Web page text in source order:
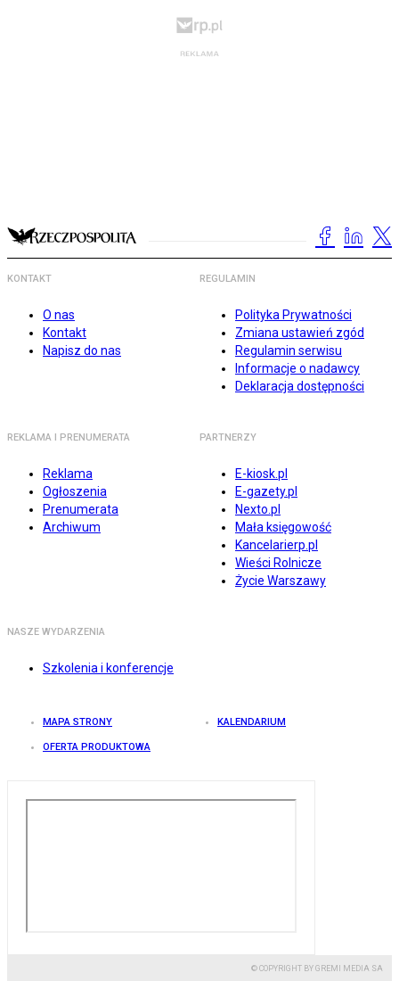
KONTAKT
O nas
Kontakt
Napisz do nas
REGULAMIN
Polityka Prywatności
Zmiana ustawień zgód
Regulamin serwisu
Informacje o nadawcy
Deklaracja dostępności
REKLAMA I PRENUMERATA
Reklama
Ogłoszenia
Prenumerata
Archiwum
PARTNERZY
E-kiosk.pl
E-gazety.pl
Nexto.pl
Mała księgowość
Kancelarierp.pl
Wieści Rolnicze
Życie Warszawy
NASZE WYDARZENIA
Szkolenia i konferencje
MAPA STRONY KALENDARIUM
OFERTA PRODUKTOWA
© COPYRIGHT BY GREMI MEDIA SA